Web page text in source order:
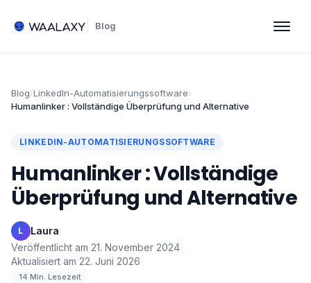
Blog
Blog›LinkedIn-Automatisierungssoftware›
Humanlinker : Vollständige Überprüfung und Alternative
LINKEDIN-AUTOMATISIERUNGSSOFTWARE
Humanlinker : Vollständige
Überprüfung und Alternative
L Laura·
Veröffentlicht am 21. November 2024·
Aktualisiert am 22. Juni 2026
·
14 Min. Lesezeit